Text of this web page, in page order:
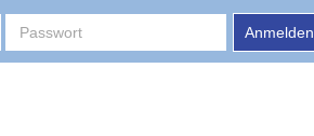
Anmelden